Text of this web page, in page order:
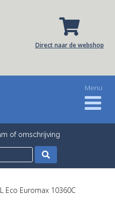
Direct naar de webshop
of omschrijving
Eco Euromax 10360C